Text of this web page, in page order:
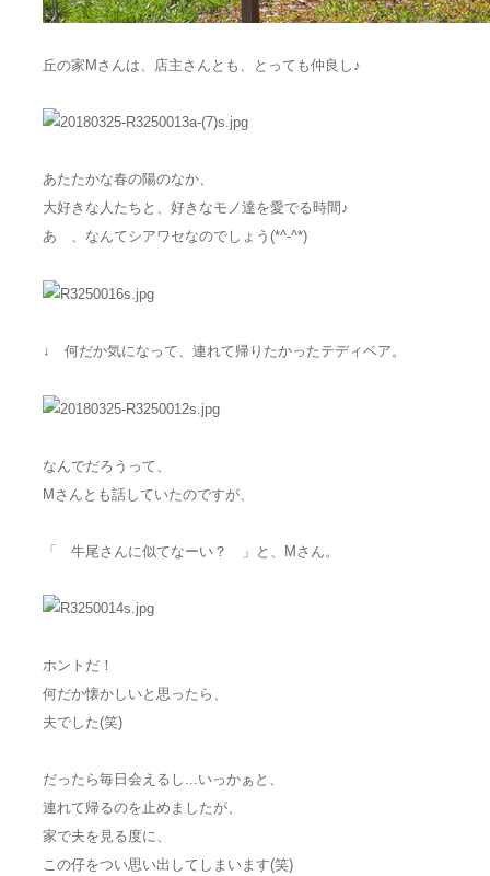
丘の家Mさんは、店主さんとも、とっても仲良し♪
あたたかな春の陽のなか、
大好きな人たちと、好きなモノ達を愛でる時間♪
あゝ、なんてシアワセなのでしょう(*^-^*)
↓ 何だか気になって、連れて帰りたかったテディベア。
なんでだろうって、
Mさんとも話していたのですが、
「 牛尾さんに似てなーい？ 」と、Mさん。
ホントだ！
何だか懐かしいと思ったら、
夫でした(笑)
だったら毎日会えるし...いっかぁと、
連れて帰るのを止めましたが、
家で夫を見る度に、
この仔をつい思い出してしまいます(笑)